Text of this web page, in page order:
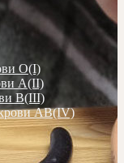
О(I)
А(II)
В(III)
крови АВ(IV)